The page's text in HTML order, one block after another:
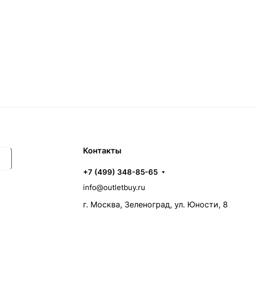
Контакты
+7 (499) 348-85-65
info@outletbuy.ru
г. Москва, Зеленоград, ул. Юности, 8